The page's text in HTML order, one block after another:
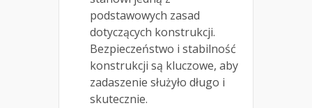
podstawowych zasad
dotyczących konstrukcji.
Bezpieczeństwo i stabilność
konstrukcji są kluczowe, aby
zadaszenie służyło długo i
skutecznie.